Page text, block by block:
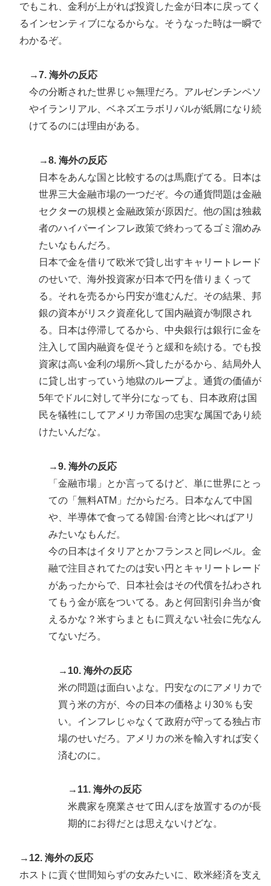
でもこれ、金利が上がれば投資した金が日本に戻ってく
るインセンティブになるからな。そうなった時は一瞬で
わかるぞ。
→7. 海外の反応
今の分断された世界じゃ無理だろ。アルゼンチンペソ
やイランリアル、ベネズエラボリバルが紙屑になり続
けてるのには理由がある。
→8. 海外の反応
日本をあんな国と比較するのは馬鹿げてる。日本は
世界三大金融市場の一つだぞ。今の通貨問題は金融
セクターの規模と金融政策が原因だ。他の国は独裁
者のハイパーインフレ政策で終わってるゴミ溜めみ
たいなもんだろ。
日本で金を借りて欧米で貸し出すキャリートレード
のせいで、海外投資家が日本で円を借りまくって
る。それを売るから円安が進むんだ。その結果、邦
銀の資本がリスク資産化して国内融資が制限され
る。日本は停滞してるから、中央銀行は銀行に金を
注入して国内融資を促そうと緩和を続ける。でも投
資家は高い金利の場所へ貸したがるから、結局外人
に貸し出すっていう地獄のループよ。通貨の価値が
5年でドルに対して半分になっても、日本政府は国
民を犠牲にしてアメリカ帝国の忠実な属国であり続
けたいんだな。
→9. 海外の反応
「金融市場」とか言ってるけど、単に世界にとっ
ての「無料ATM」だからだろ。日本なんて中国
や、半導体で食ってる韓国·台湾と比べればアリ
みたいなもんだ。
今の日本はイタリアとかフランスと同レベル。金
融で注目されてたのは安い円とキャリートレード
があったからで、日本社会はその代償を払わされ
てもう金が底をついてる。あと何回割引弁当が食
えるかな？米すらまともに買えない社会に先なん
てないだろ。
→10. 海外の反応
米の問題は面白いよな。円安なのにアメリカで
買う米の方が、今の日本の価格より30％も安
い。インフレじゃなくて政府が守ってる独占市
場のせいだろ。アメリカの米を輸入すれば安く
済むのに。
→11. 海外の反応
米農家を廃業させて田んぼを放置するのが長
期的にお得だとは思えないけどな。
→12. 海外の反応
ホストに貢ぐ世間知らずの女みたいに、欧米経済を支え